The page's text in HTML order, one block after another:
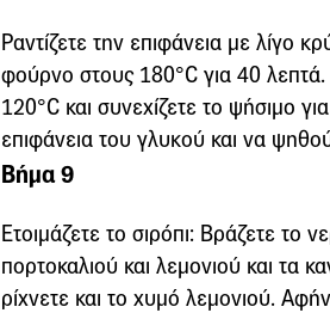
Ραντίζετε την επιφάνεια με λίγο
φούρνο στους 180°C για 40
120°C και συνεχίζετε το ψήσιμο
επιφάνεια του γλυκού και να
Βήμα 9
Ετοιμάζετε το σιρόπι: Βράζετε το
πορτοκαλιού και λεμονιού και τα
ρίχνετε και το χυμό λεμονιού.